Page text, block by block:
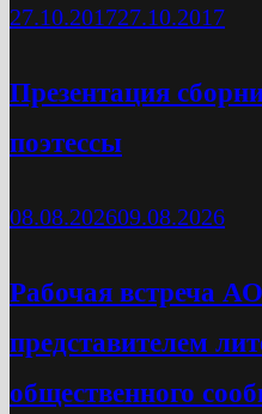
27.10.201727.10.2017
Презентация
поэтессы
08.08.202609.08.2026
Рабочая встреча
представителем
общественного